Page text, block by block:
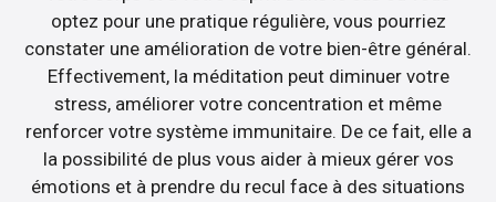
optez pour une pratique régulière, vous pourriez
constater une amélioration de votre bien-être général.
Effectivement, la méditation peut diminuer votre
stress, améliorer votre concentration et même
renforcer votre système immunitaire. De ce fait, elle a
la possibilité de plus vous aider à mieux gérer vos
émotions et à prendre du recul face à des situations